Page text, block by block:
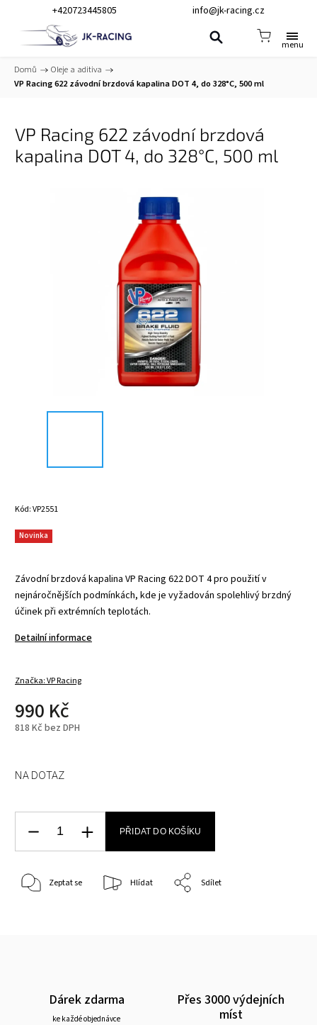
+420723445805 info@jk-racing.cz
Domů / Oleje a aditiva /
VP Racing 622 závodní brzdová kapalina DOT 4, do 328°C, 500 ml
VP Racing 622 závodní brzdová
kapalina DOT 4, do 328°C, 500 ml
Kód:VP2551
Závodní brzdová kapalina VP Racing 622 DOT 4 pro použití v
nejnáročnějších podmínkách, kde je vyžadován spolehlivý brzdný
účinek při extrémních teplotách.
Detailní informace
Novinka
Značka:VP Racing
990 Kč
818 Kč bez DPH
NA DOTAZ
PŘIDAT DO KOŠÍKU
Zeptat se Hlídat Sdílet
Dárek zdarma
ke každé objednávce
Přes 3000 výdejních
míst